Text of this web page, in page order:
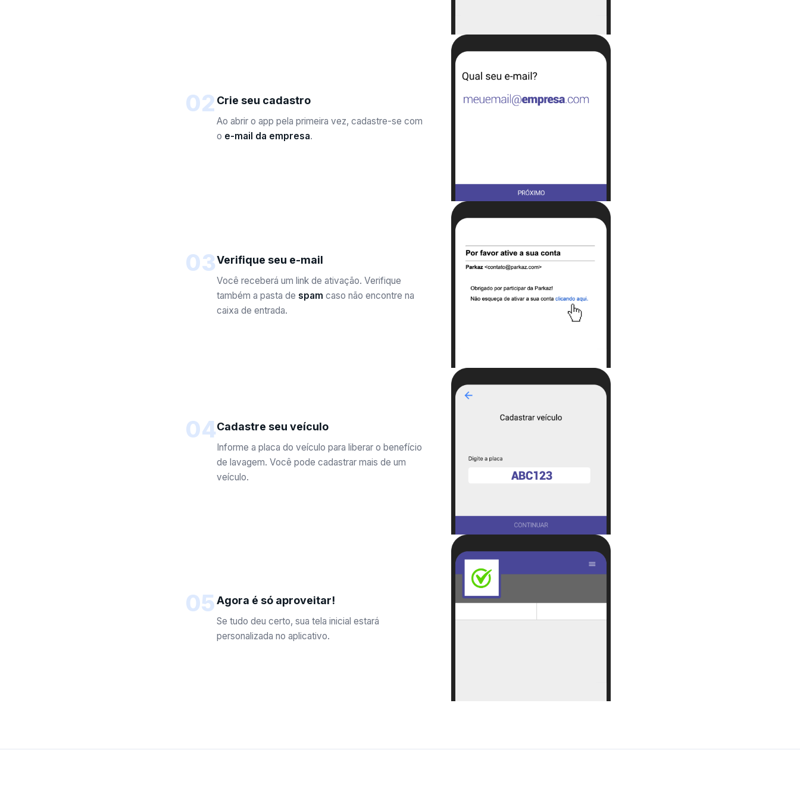
02 Crie seu cadastro
Ao abrir o app pela primeira vez, cadastre-se com
o e-mail da empresa.
03Verifique seu e-mail
Você receberá um link de ativação. Verifique
também a pasta de spam caso não encontre na
caixa de entrada.
04Cadastre seu veículo
Informe a placa do veículo para liberar o benefício
de lavagem. Você pode cadastrar mais de um
veículo.
05Agora é só aproveitar!
Se tudo deu certo, sua tela inicial estará
personalizada no aplicativo.